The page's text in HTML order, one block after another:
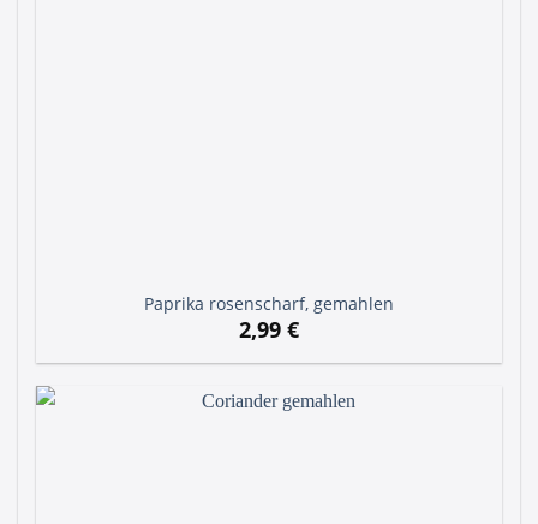
Paprika rosenscharf, gemahlen
2,99 €